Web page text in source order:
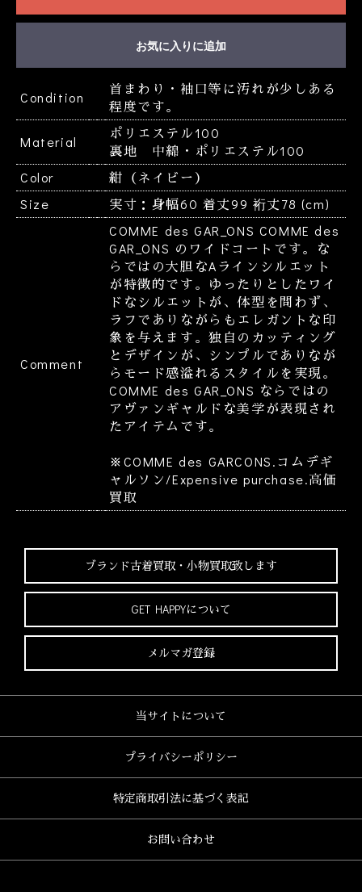
お気に入りに追加
Condition
首まわり・袖口等に汚れが少しある
程度です。
Material
ポリエステル100
裏地 中綿・ポリエステル100
Color
紺（ネイビー）
Size
実寸：身幅60 着丈99 裄丈78 (cm)
Comment
COMME des GAR_ONS COMME des
GAR_ONS のワイドコートです。な
らではの大胆なAラインシルエット
が特徴的です。ゆったりとしたワイ
ドなシルエットが、体型を問わず、
ラフでありながらもエレガントな印
象を与えます。独自のカッティング
とデザインが、シンプルでありなが
らモード感溢れるスタイルを実現。
COMME des GAR_ONS ならではの
アヴァンギャルドな美学が表現され
たアイテムです。
※COMME des GARCONS.コムデギ
ャルソン/Expensive purchase.高価
買取
ブランド古着買取・ 小物買取致します
GET HAPPYについて
メルマガ登録
当サイトについて
プライバシーポリシー
特定商取引法に基づく表記
お問い合わせ